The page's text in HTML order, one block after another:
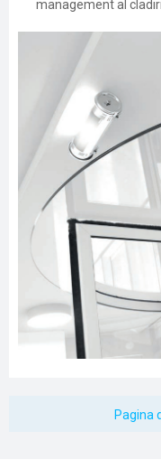
management al
Pagina